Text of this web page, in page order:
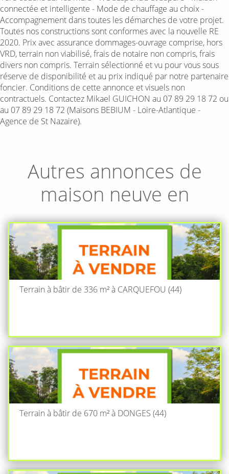
connectée et intelligente - Mode de chauffage au choix -
Accompagnement dans toutes les démarches de votre projet.
Toutes nos constructions sont conformes avec la nouvelle RE
2020. Prix avec assurance dommages-ouvrage comprise, hors
VRD, terrain non viabilisé, frais de notaire non compris, frais
divers non compris. Terrain sélectionné et vu pour vous sous
réserve de disponibilité et au prix indiqué par notre partenaire
foncier. Conditions de cette annonce et visuels non
contractuels. Contactez Mikael GUICHON au 07 89 29 18 72 ou
au 07 89 29 18 72 (Maisons BEBIUM - Loire-Atlantique -
Agence de St Nazaire).
Autres annonces de
maison neuve en
Terrain à bâtir de 336 m² à CARQUEFOU (44)
Terrain à bâtir de 670 m² à DONGES (44)